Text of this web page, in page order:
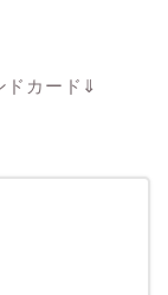
ドカード⇓